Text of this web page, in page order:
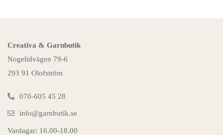
Creativa & Garnbutik
Nogelidvägen 79-6
293 91 Olofström
070-605 45 28
info@garnbutik.se
Vardagar: 16.00-18.00